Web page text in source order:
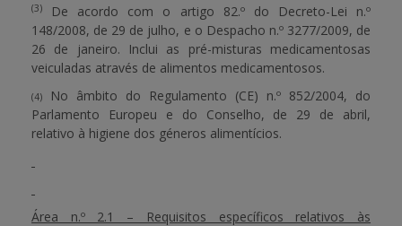
(3)
De acordo com o artigo 82.º do Decreto-Lei n.º
148/2008, de 29 de julho, e o Despacho n.º 3277/2009, de
26 de janeiro. Inclui as pré-misturas medicamentosas
veiculadas através de alimentos medicamentosos.
(4)
No âmbito do Regulamento (CE) n.º 852/2004, do
Parlamento Europeu e do Conselho, de 29 de abril,
relativo à higiene dos géneros alimentícios.
Área n.º 2.1 – Requisitos específicos relativos às